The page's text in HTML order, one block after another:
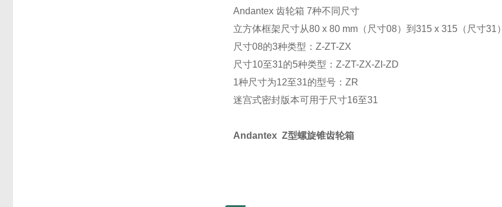
Andantex 齿轮箱 7种不同尺寸
立方体框架尺寸从80 x 80 mm（尺寸08）到315 x 315（尺寸31）
尺寸08的3种类型：Z-ZT-ZX
尺寸10至31的5种类型：Z-ZT-ZX-ZI-ZD
1种尺寸为12至31的型号：ZR
迷宫式密封版本可用于尺寸16至31
Andantex Z型螺旋锥齿轮箱